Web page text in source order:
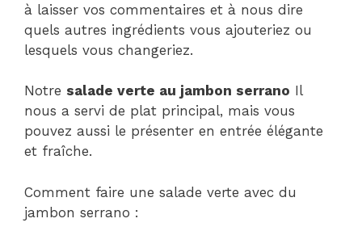
à laisser vos commentaires et à nous dire
quels autres ingrédients vous ajouteriez ou
lesquels vous changeriez.
Notre salade verte au jambon serrano Il
nous a servi de plat principal, mais vous
pouvez aussi le présenter en entrée élégante
et fraîche.
Comment faire une salade verte avec du
jambon serrano :